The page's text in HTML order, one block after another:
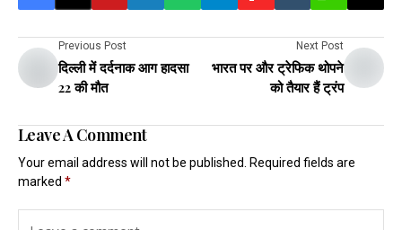
Previous Post
दिल्ली में दर्दनाक आग हादसा
22 की मौत
Next Post
भारत पर और ट्रेफिक थोपने
को तैयार हैं ट्रंप
Leave A Comment
Your email address will not be published.
Required fields are
marked *